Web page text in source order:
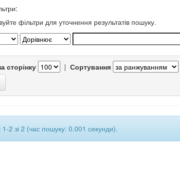
фільтри для уточнення результатів пошуку.
сторінку | Сортування
1-2 зі 2 (час пошуку: 0.001 секунди).